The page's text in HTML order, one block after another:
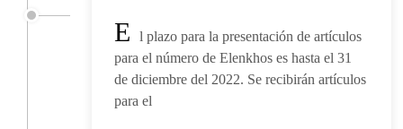
E
l plazo para la presentación de artículos
para el número de Elenkhos es hasta el 31
de diciembre del 2022. Se recibirán artículos
para el